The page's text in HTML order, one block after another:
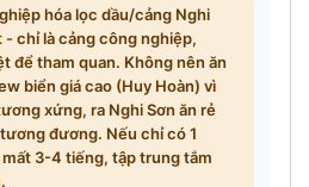
hóa lọc dầu/cảng Nghi
- chỉ là cảng công nghiệp,
để tham quan. Không nên ăn
biển giá cao (Huy Hoàn) vì
xứng, ra Nghi Sơn ăn rẻ
đương. Nếu chỉ có 1
mất 3-4 tiếng, tập trung tắm